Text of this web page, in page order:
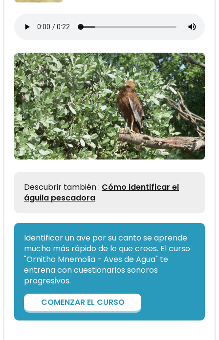
Descubrir también : Cómo identificar el
águila pescadora
Identificar un ave por su canto se aprende
mucho más rápido de lo que crees. El curso
"Ornitho Mnemolia - Aves de Agua" te
entrena con cuestionarios sonoros
progresivos.
COMENZAR EL CURSO